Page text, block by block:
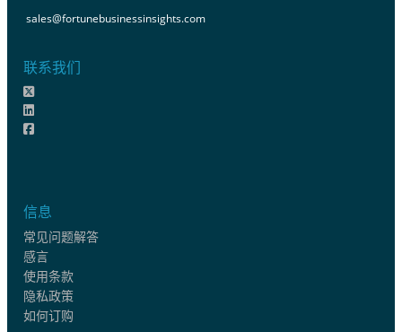
sales@fortunebusinessinsights.com
联系我们
信息
常见问题解答
感言
使用条款
隐私政策
如何订购